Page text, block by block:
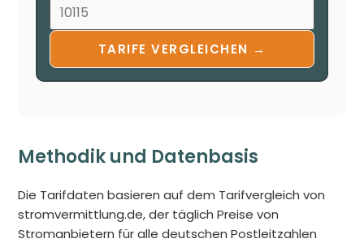
TARIFE VERGLEICHEN →
Methodik und Datenbasis
Die Tarifdaten basieren auf dem Tarifvergleich von
stromvermittlung.de, der täglich Preise von
Stromanbietern für alle deutschen Postleitzahlen